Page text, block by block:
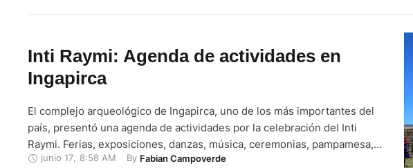
Inti Raymi: Agenda de actividades en
Ingapirca
El complejo arqueológico de Ingapirca, uno de los más importantes del
país, presentó una agenda de actividades por la celebración del Inti
Raymi. Ferias, exposiciones, danzas, música, ceremonias, pampamesa,
conversatorios y encuentros se prevén del viernes 19 al domingo 21 de
junio 17 8:58 AM By Fabian Campoverde